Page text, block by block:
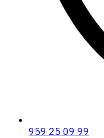
959 25 09 99